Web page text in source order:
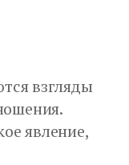
взгляды
явление,